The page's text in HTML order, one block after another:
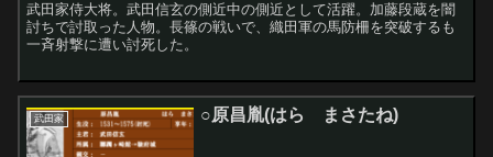
武田家侍大将。武田信玄の側近中の側近として活躍。加藤段蔵を闇
討ちで討取った人物。長篠の戦いで、織田軍の馬防柵を突破するも
一斉射撃に遭い討死した。
武田家 ○原昌胤(はら まさたね)